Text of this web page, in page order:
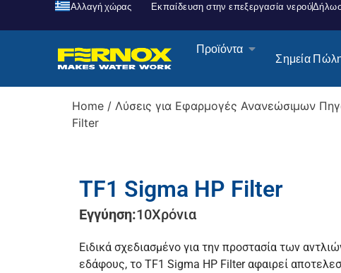
Αλλαγή χώρας Εκπαίδευση στην επεξεργασία νερού
Προϊόντα
Σημεία
Home / Λύσεις για Εφαρμογές Ανανεώσιμων
Filter
TF1 Sigma HP Filter
Εγγύηση:10Χρόνια
Ειδικά σχεδιασμένο για την προστασία των
εδάφους, το TF1 Sigma HP Filter αφαιρεί